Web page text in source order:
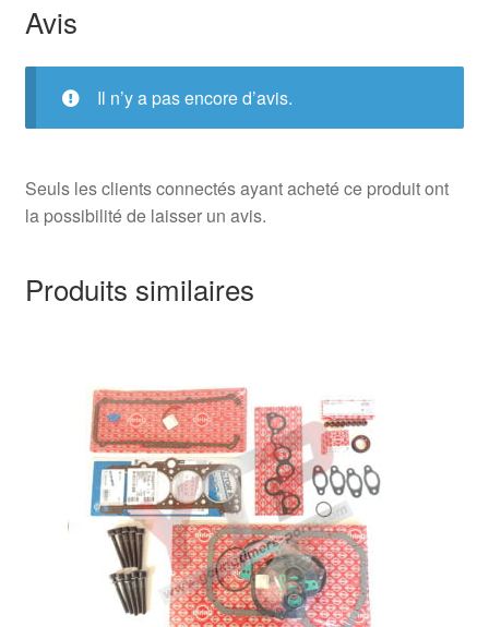
Avis
Il n’y a pas encore d’avis.
Seuls les clients connectés ayant acheté ce produit ont
la possibilité de laisser un avis.
Produits similaires